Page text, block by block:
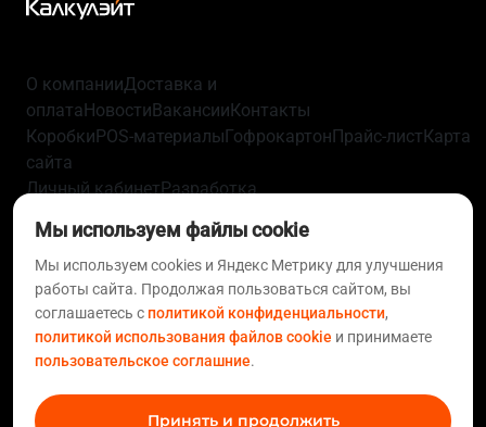
О компанииДоставка и
оплатаНовостиВакансииКонтакты
КоробкиPOS-материалыГофрокартонПрайс-листКарта
сайта
Личный кабинетРазработка
конфиденциальностиПользовательское
соглашениеСогласие на обработку персональных
данных Политика использования файлов
cookieСтатьи FAQ
+7 812 633-01-10+7 495 620-97-08support@calculate.ru
8 800 555-70-00
Мы используем файлы cookie
Мы используем cookies и Яндекс Метрику для улучшения
работы сайта. Продолжая пользоваться сайтом, вы
соглашаетесь сполитикой конфиденциальности,
политикой использования файлов cookie и принимаете
пользовательское соглашние.
Принять и продолжить